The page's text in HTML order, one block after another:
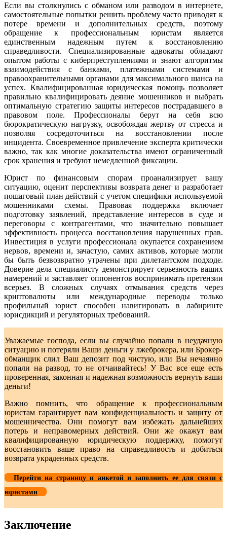
Если вы столкнулись с обманом или разводом в интернете,
самостоятельные попытки решить проблему часто приводят к
потере времени и дополнительных средств, поэтому
обращение к профессиональным юристам является
единственным надежным путем к восстановлению
справедливости. Специализированные адвокаты обладают
опытом работы с киберпреступлениями и знают алгоритмы
взаимодействия с банками, платежными системами и
правоохранительными органами для максимального шанса на
успех. Квалифицированная юридическая помощь позволяет
правильно квалифицировать деяние мошенников и выбрать
оптимальную стратегию защиты интересов пострадавшего в
правовом поле. Профессионалы берут на себя всю
бюрократическую нагрузку, освобождая жертву от стресса и
позволяя сосредоточиться на восстановлении после
инцидента. Своевременное привлечение эксперта критически
важно, так как многие доказательства имеют ограниченный
срок хранения и требуют немедленной фиксации.
Юрист по финансовым спорам проанализирует вашу
ситуацию, оценит перспективы возврата денег и разработает
пошаговый план действий с учетом специфики используемой
мошенниками схемы. Правовая поддержка включает
подготовку заявлений, представление интересов в суде и
переговоры с контрагентами, что значительно повышает
эффективность процесса восстановления нарушенных прав.
Инвестиция в услуги профессионала окупается сохранением
нервов, времени и, зачастую, самих активов, которые могли
бы быть безвозвратно утрачены при дилетантском подходе.
Доверие дела специалисту демонстрирует серьезность ваших
намерений и заставляет оппонентов воспринимать претензии
всерьез. В сложных случаях отмывания средств через
криптовалюты или международные переводы только
профильный юрист способен навигировать в лабиринте
юрисдикций и регуляторных требований.
Уважаемые господа, если вы случайно попали в неудачную
ситуацию и потеряли Ваши деньги у лжеброкера, или Брокер-
обманщик слил Ваш депозит под чистую, или Вы нечаянно
попали на развод, то не отчаивайтесь! У Вас все еще есть
проверенная, законная и надежная возможность вернуть ваши
деньги!
Важно помнить, что обращение к профессиональным
юристам гарантирует вам конфиденциальность и защиту от
мошенничества. Они помогут вам избежать дальнейших
потерь и неправомерных действий. Они же окажут вам
квалифицированную юридическую поддержку, помогут
восстановить ваше право на справедливость и добиться
возврата украденных средств.
Перейти на страницу и анкетой и заполнить ее для связи с
юристами
Заключение